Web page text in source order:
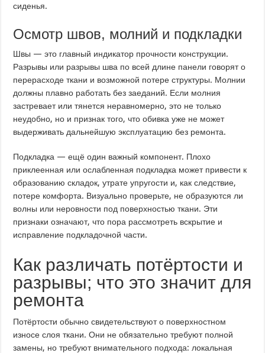
сиденья.
Осмотр швов, молний и подкладки
Швы — это главный индикатор прочности конструкции.
Разрывы или разрывы шва по всей длине панели говорят о
перерасходе ткани и возможной потере структуры. Молнии
должны плавно работать без заеданий. Если молния
застревает или тянется неравномерно, это не только
неудобно, но и признак того, что обивка уже не может
выдерживать дальнейшую эксплуатацию без ремонта.
Подкладка — ещё один важный компонент. Плохо
приклеенная или ослабленная подкладка может привести к
образованию складок, утрате упругости и, как следствие,
потере комфорта. Визуально проверьте, не образуются ли
волны или неровности под поверхностью ткани. Эти
признаки означают, что пора рассмотреть вскрытие и
исправление подкладочной части.
Как различать потёртости и
разрывы; что это значит для
ремонта
Потёртости обычно свидетельствуют о поверхностном
износе слоя ткани. Они не обязательно требуют полной
замены, но требуют внимательного подхода: локальная